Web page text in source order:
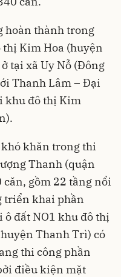
hoàn thành trong
thị Kim Hoa (huyện
tại xã Uy Nỗ (Đông
Thanh Lâm – Đại
khu đô thị Kim
khăn trong thi
Thanh (quận
gồm 22 tầng nổi
triển khai phần
đất NO1 khu đô thị
Thanh Trì) có
thi công phần
điều kiện mặt